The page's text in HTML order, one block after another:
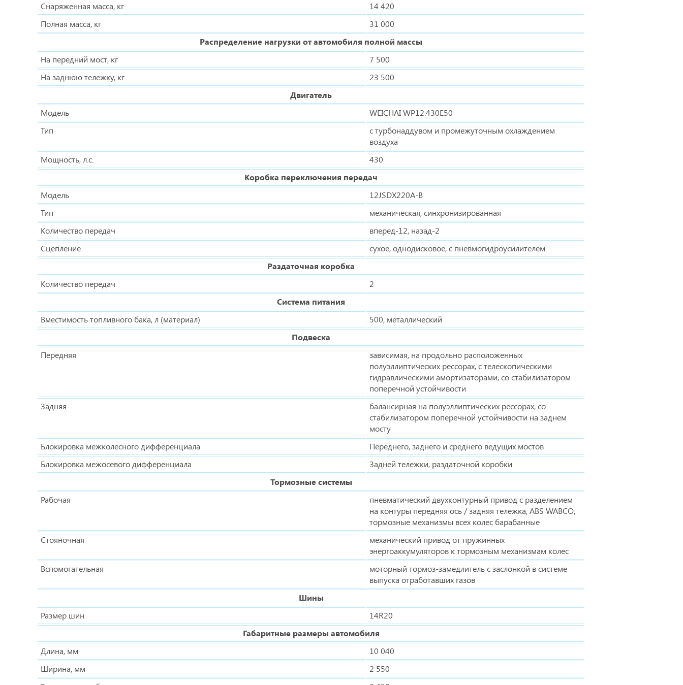
Снаряженная масса, кг
14 420
Полная масса, кг
31 000
Распределение нагрузки от автомобиля полной массы
На передний мост, кг
7 500
На заднюю тележку, кг
23 500
Двигатель
Модель
WEICHAI WP12.430E50
Тип
с турбонаддувом и промежуточным охлаждением
воздуха
Мощность, л.с.
430
Коробка переключения передач
Модель
12JSDX220A-B
Тип
механическая, синхронизированная
Количество передач
вперед-12, назад-2
Сцепление
сухое, однодисковое, с пневмогидроусилителем
Раздаточная коробка
Количество передач
2
Система питания
Вместимость топливного бака, л (материал)
500, металлический
Подвеска
Передняя
зависимая, на продольно расположенных
полуэллиптических рессорах, с телескопическими
гидравлическими амортизаторами, со стабилизатором
поперечной устойчивости
Задняя
балансирная на полуэллиптических рессорах, со
стабилизатором поперечной устойчивости на заднем
мосту
Блокировка межколесного дифференциала
Переднего, заднего и среднего ведущих мостов
Блокировка межосевого дифференциала
Задней тележки, раздаточной коробки
Тормозные системы
Рабочая
пневматический двухконтурный привод с разделением
на контуры передняя ось / задняя тележка; ABS WABCO;
тормозные механизмы всех колес барабанные
Стояночная
механический привод от пружинных
энергоаккумуляторов к тормозным механизмам колес
Вспомогательная
моторный тормоз-замедлитель с заслонкой в системе
выпуска отработавших газов
Шины
Размер шин
14R20
Габаритные размеры автомобиля
Длина, мм
10 040
Ширина, мм
2 550